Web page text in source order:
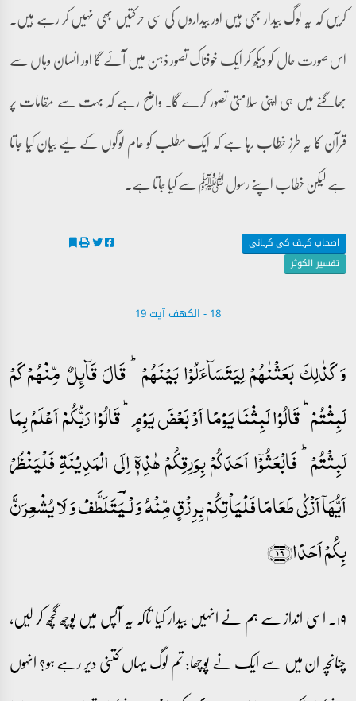
کریں کہ یہ لوگ بیدار بھی ہیں اور بیداروں کی سی حرکتیں بھی نہیں کر رہے ہیں۔
اس صورت حال کو دیکھ کر ایک خوفناک تصور ذہن میں آئے گا اور انسان وہاں سے
بھاگنے میں ہی اپنی سلامتی تصور کرے گا۔ واضح رہے کہ بہت سے مقامات پر
قرآن کا یہ طرز خطاب رہا ہے کہ ایک مطلب کو عام لوگوں کے لیے بیان کیا جاتا
ہے لیکن خطاب اپنے رسول ﷺ سے کیا جاتا ہے۔
اصحاب کہف کی کہانی
تفسیر الکوثر
18 - ‎الكهف آیت 19
وَ کَذٰلِکَ بَعَثۡنٰہُمۡ لِیَتَسَآءَلُوۡا بَیۡنَہُمۡ ؕ قَالَ قَآئِلٌ مِّنۡہُمۡ کَمۡ
لَبِثۡتُمۡ ؕ قَالُوۡا لَبِثۡنَا یَوۡمًا اَوۡ بَعۡضَ یَوۡمٍ ؕ قَالُوۡا رَبُّکُمۡ اَعۡلَمُ بِمَا
لَبِثۡتُمۡ ؕ فَابۡعَثُوۡۤا اَحَدَکُمۡ بِوَرِقِکُمۡ ہٰذِہٖۤ اِلَی الۡمَدِیۡنَۃِ فَلۡیَنۡظُرۡ
اَیُّہَاۤ اَزۡکٰی طَعَامًا فَلۡیَاۡتِکُمۡ بِرِزۡقٍ مِّنۡہُ وَ لۡـیَؔ‍‍‍تَلَطَّفۡ وَ لَا یُشۡعِرَنَّ
بِکُمۡ اَحَدًا﴿۱۹﴾
۱۹۔ اسی انداز سے ہم نے انہیں بیدار کیا تاکہ یہ آپس میں پوچھ گچھ کر لیں،
چنانچہ ان میں سے ایک نے پوچھا: تم لوگ یہاں کتنی دیر رہے ہو؟ انہوں